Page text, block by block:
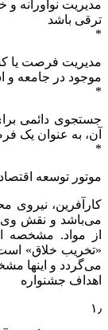
مدیریت نوآورانه
ترقی باشد
*
مدیریت فرصت یا
موجود در جامعه و
*
جستجوی دائمی
آن، به عنوان یک
*
موتور توسعه
کارآفرین،‌ نیروی‌
می‌باشد و نقش‌ وی‌
از مواد. مشخصه‌
«تخریب‌ خلاق‌» است.
می‌گردد و اینها
اهداف جشنواره
۱٫